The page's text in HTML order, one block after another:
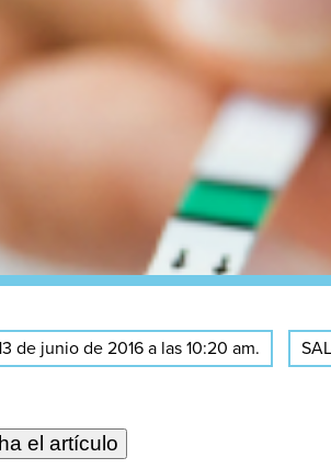
de junio de 2016 a las 10:20 am.
el artículo